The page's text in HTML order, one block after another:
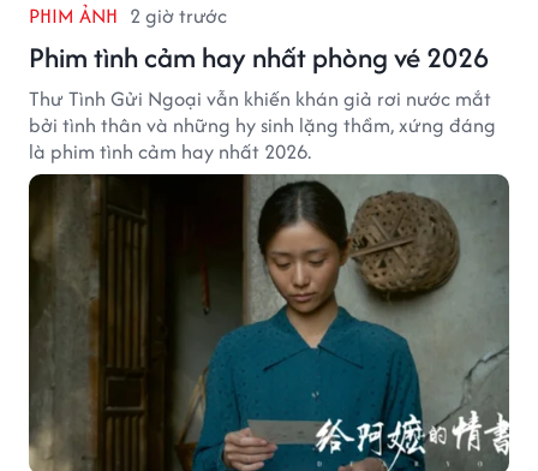
PHIM ẢNH 2 giờ trước
Phim tình cảm hay nhất phòng vé 2026
Thư Tình Gửi Ngoại vẫn khiến khán giả rơi nước mắt
bởi tình thân và những hy sinh lặng thầm, xứng đáng
là phim tình cảm hay nhất 2026.